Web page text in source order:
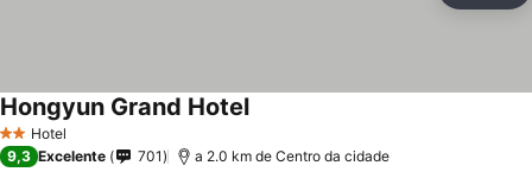
2 Estrelas
Hotel
Hongyun Grand Hotel
9,3 Excelente 701 a 2.0 km de Centro da cidade